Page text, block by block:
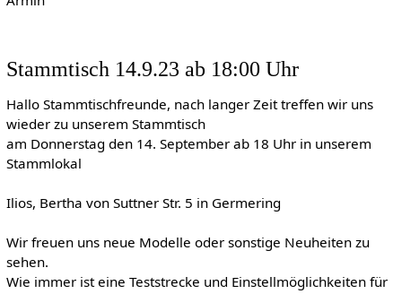
Stammtisch 14.9.23 ab 18:00 Uhr
Hallo Stammtischfreunde, nach langer Zeit treffen wir uns
wieder zu unserem Stammtisch
am Donnerstag den 14. September ab 18 Uhr in unserem
Stammlokal
Ilios, Bertha von Suttner Str. 5 in Germering
Wir freuen uns neue Modelle oder sonstige Neuheiten zu
sehen.
Wie immer ist eine Teststrecke und Einstellmöglichkeiten für